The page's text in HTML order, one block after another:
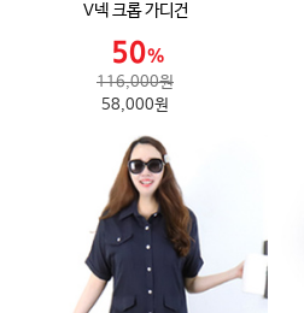
V넥 크롭 가디건
116,000원
58,000원